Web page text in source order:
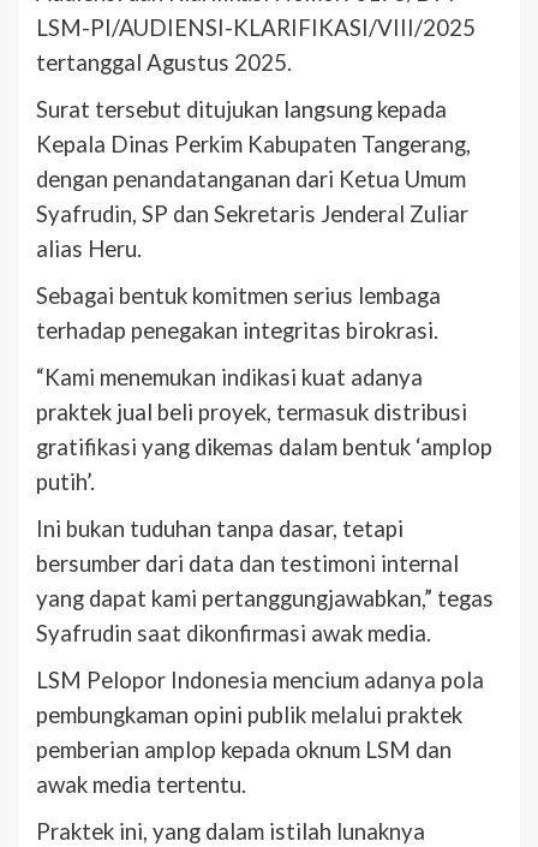
LSM-PI/AUDIENSI-KLARIFIKASI/VIII/2025
tertanggal Agustus 2025.
Surat tersebut ditujukan langsung kepada
Kepala Dinas Perkim Kabupaten Tangerang,
dengan penandatanganan dari Ketua Umum
Syafrudin, SP dan Sekretaris Jenderal Zuliar
alias Heru.
Sebagai bentuk komitmen serius lembaga
terhadap penegakan integritas birokrasi.
“Kami menemukan indikasi kuat adanya
praktek jual beli proyek, termasuk distribusi
gratifikasi yang dikemas dalam bentuk ‘amplop
putih’.
Ini bukan tuduhan tanpa dasar, tetapi
bersumber dari data dan testimoni internal
yang dapat kami pertanggungjawabkan,” tegas
Syafrudin saat dikonfirmasi awak media.
LSM Pelopor Indonesia mencium adanya pola
pembungkaman opini publik melalui praktek
pemberian amplop kepada oknum LSM dan
awak media tertentu.
Praktek ini, yang dalam istilah lunaknya